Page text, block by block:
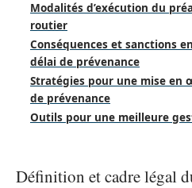
Modalités d’exécution du
routier
Conséquences et sanctions
délai de prévenance
Stratégies pour une mise en
de prévenance
Outils pour une meilleure
Définition et cadre légal